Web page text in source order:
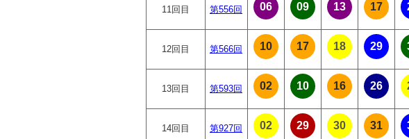
11回目 第556回 06 09 13 17
12回目 第566回 10 17 18 29
13回目 第593回 02 10 16 26
14回目 第927回 02 29 30 31